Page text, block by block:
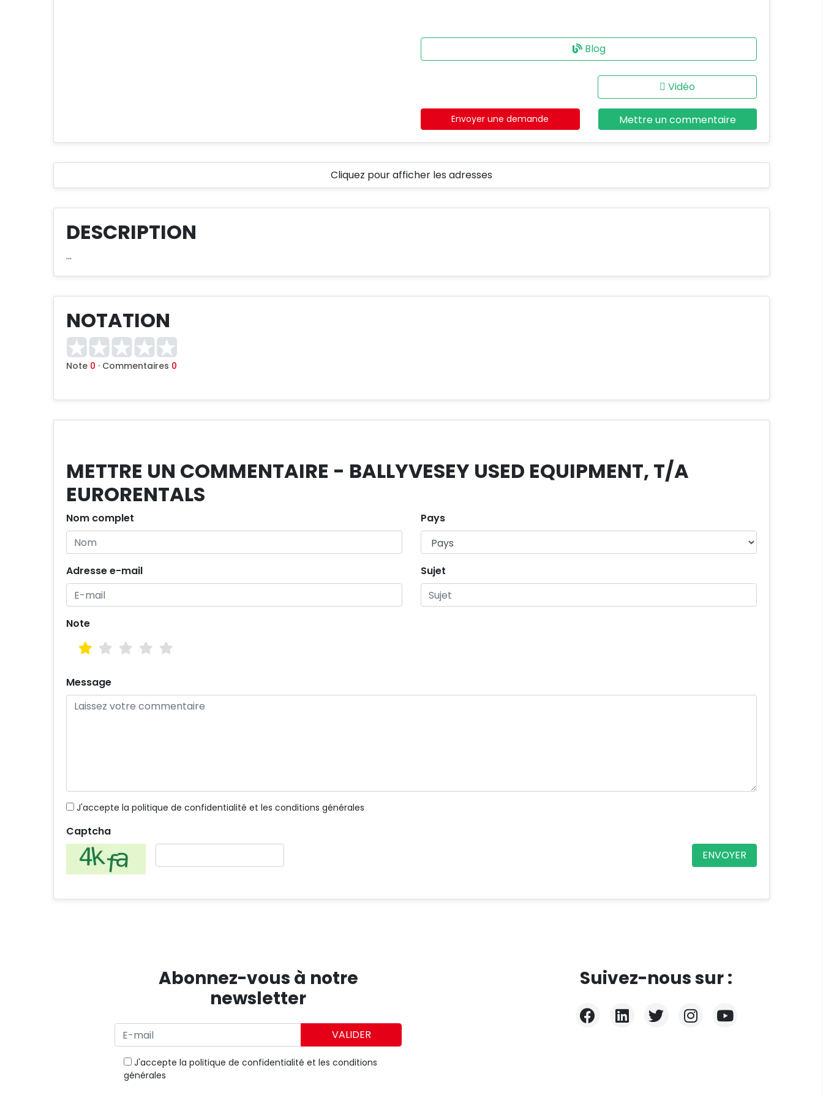
Blog
Vidéo
Envoyer une demande Mettre un commentaire
Cliquez pour afficher les adresses
DESCRIPTION
...
NOTATION
Note 0 · Commentaires 0
METTRE UN COMMENTAIRE - BALLYVESEY USED EQUIPMENT, T/A
EURORENTALS
Nom complet Pays
Adresse e-mail Sujet
Note
Message
J'accepte la politique de confidentialité et les conditions générales
Captcha
ENVOYER
Abonnez-vous à notre
newsletter
VALIDER
J'accepte la politique de confidentialité et les conditions
générales
Suivez-nous sur :